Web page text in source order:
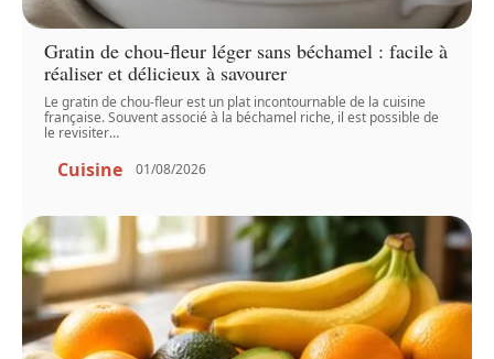
Gratin de chou-fleur léger sans béchamel : facile à
réaliser et délicieux à savourer
Le gratin de chou-fleur est un plat incontournable de la cuisine
française. Souvent associé à la béchamel riche, il est possible de
le revisiter…
Cuisine 01/08/2026